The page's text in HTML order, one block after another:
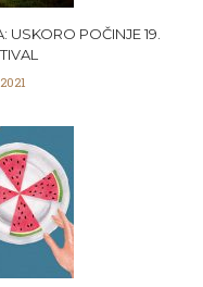
USKORO POČINJE 19.